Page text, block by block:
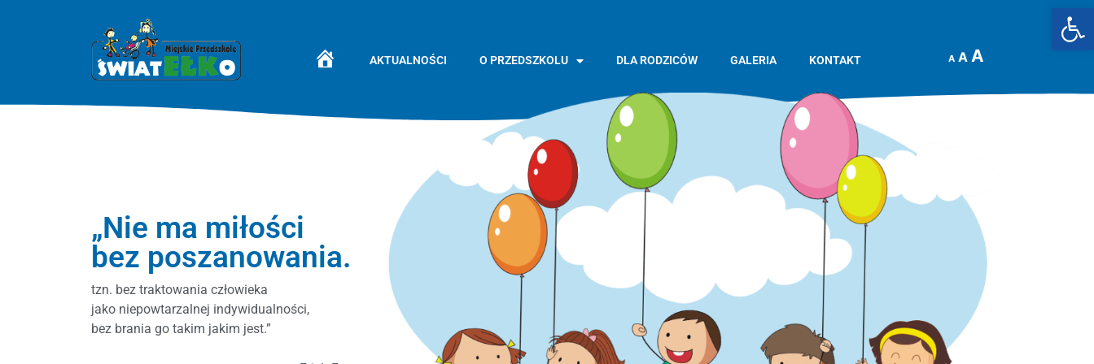
STRONA GŁÓWNA
AKTUALNOŚCI O PRZEDSZKOLU DLA RODZICÓW GALERIA KONTAKT A A A
„Nie ma miłości
bez poszanowania.
tzn. bez traktowania człowieka
jako niepowtarzalnej indywidualności,
bez brania go takim jakim jest.”